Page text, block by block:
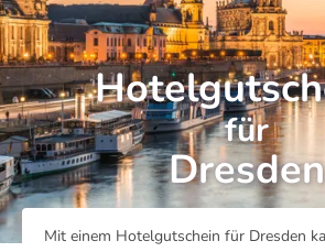
für
Dresden
Mit einem Hotelgutschein für Dresden